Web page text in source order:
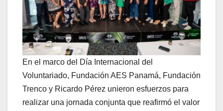
En el marco del Día Internacional del
Voluntariado, Fundación AES Panamá, Fundación
Trenco y Ricardo Pérez unieron esfuerzos para
realizar una jornada conjunta que reafirmó el valor